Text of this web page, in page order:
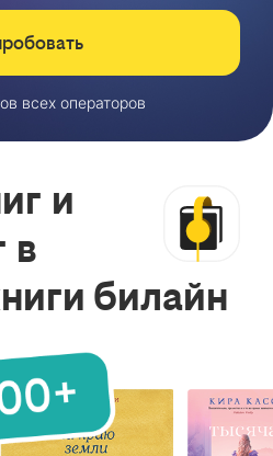
всех операторов
и
в
билайн